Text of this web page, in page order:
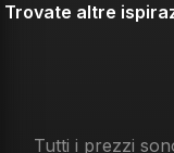
Trovate altre
Tutti i prezzi